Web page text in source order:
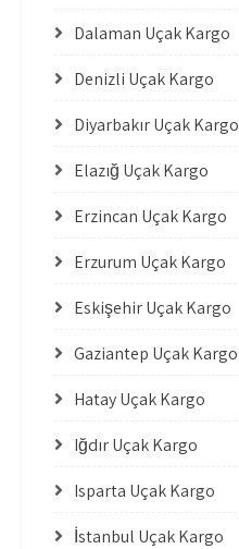
Dalaman Uçak Kargo
Denizli Uçak Kargo
Diyarbakır Uçak Kargo
Elazığ Uçak Kargo
Erzincan Uçak Kargo
Erzurum Uçak Kargo
Eskişehir Uçak Kargo
Gaziantep Uçak Kargo
Hatay Uçak Kargo
Iğdır Uçak Kargo
Isparta Uçak Kargo
İstanbul Uçak Kargo